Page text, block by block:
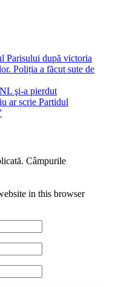
Parisului după victoria
Poliția a făcut sute de
şi-a pierdut
ar scrie Partidul
Câmpurile
in this browser